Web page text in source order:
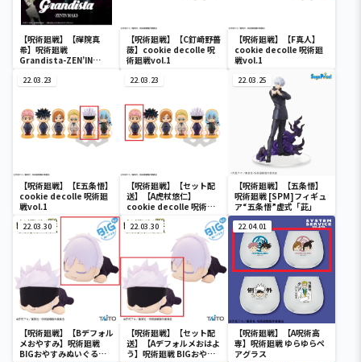
【呪術廻戦】【禪院真
希】呪術廻戦
Grandista-ZEN’IN
【呪術廻戦】【C釘崎野薔
薇】cookie decolle 呪
術廻戦vol.1
【呪術廻戦】【F真人】
cookie decolle 呪術廻
戦vol.1
22.03.23
【呪術廻戦】【E五条悟】
cookie decolle 呪術廻
戦vol.1
22.03.23
【呪術廻戦】【セット配
送】【A虎杖悠仁】
cookie decolle 呪術廻
戦vol.1
22.03.25
【呪術廻戦】【五条悟】
呪術廻戦 [SPM]フィギュ
ア“五条悟”虚式「茈」
22.03.30
【呪術廻戦】【Bデフォル
メおやすみ】呪術廻戦
BIGおやすみぬいぐるみ
22.03.30
【呪術廻戦】【セット配
送】【Aデフォルメおはよ
う】呪術廻戦 BIGおやす
22.04.01
【呪術廻戦】【A呪術高
専】呪術廻戦 ゆらゆらペ
アグラス